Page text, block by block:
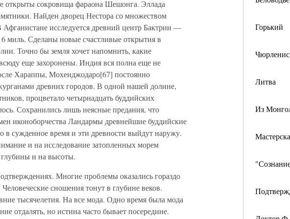
Горький
Чюрленис
Литва
Из
открыты сокровища фараона Шешонга. Эллада
Найден дворец Нестора со множеством
исследуется древний центр Бактрии —
миль. Сделаны новые счастливые открытия в
Точно бы земля хочет напомнить, какие
еще захоронены. Индия вся полна еще не
Хараппы, Мохенджодаро[67] постоянно
древних городов. В одной нашей долине,
процветало четырнадцать буддийских
Сохранились лишь неясные предания, что
иконоборчества Ландармы древнейшие буддийские
в сужденное время и эти древности выйдут наружу.
и на исследование затопленных морем
и на высоты.
Многие проблемы оказались гораздо
сношения тонут в глубине веков.
тысячелетия. На все мода. Одно время была мода
отдалять, но истина часто бывает посередине.